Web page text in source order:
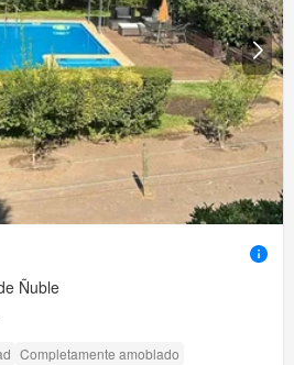
Ñuble
Completamente amoblado